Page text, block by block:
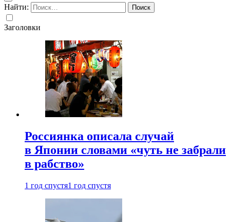
Найти:
Заголовки
Россиянка описала случай
в Японии словами «чуть не забрали
в рабство»
1 год спустя1 год спустя